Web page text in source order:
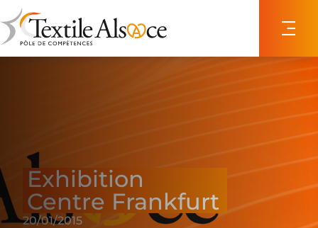
Exhibition
Centre Frankfurt
20/01/2015
Panneau de gestion des cookies